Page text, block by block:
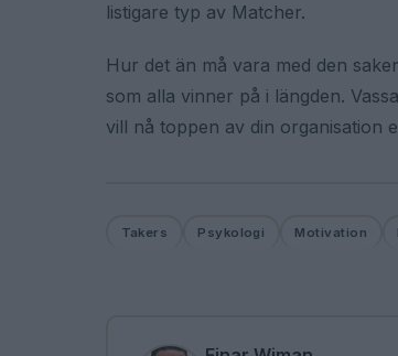
listigare typ av Matcher.
Hur det än må vara med den
som alla vinner på i längden.
vill nå toppen av din organisation
Takers Psykologi Motivation